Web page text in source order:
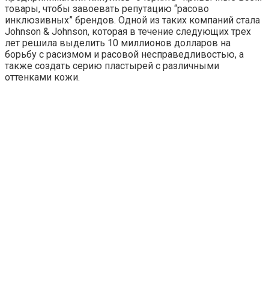
товары, чтобы завоевать репутацию “расово
инклюзивных” брендов. Одной из таких компаний стала
Johnson & Johnson, которая в течение следующих трех
лет решила выделить 10 миллионов долларов на
борьбу с расизмом и расовой несправедливостью, а
также создать серию пластырей с различными
оттенками кожи.